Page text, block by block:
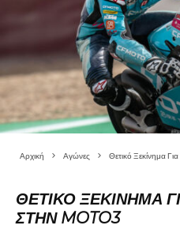
Αρχική Αγώνες Θετικό Ξεκίνημα
ΘΕΤΙΚΌ ΞΕΚΊΝΗΜΑ
ΣΤΗΝ MOTO3